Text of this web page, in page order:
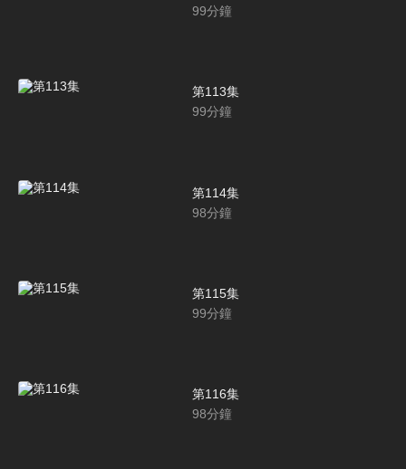
99分鐘
第113集
99分鐘
第114集
98分鐘
第115集
99分鐘
第116集
98分鐘